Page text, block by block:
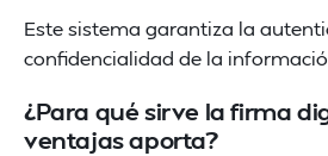
Este sistema garantiza la
confidencialidad de la
¿Para qué sirve la firma
ventajas aporta?